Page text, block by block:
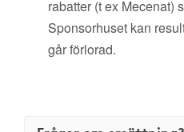
rabatter (t ex Mecenat)
Sponsorhuset kan
går förlorad.